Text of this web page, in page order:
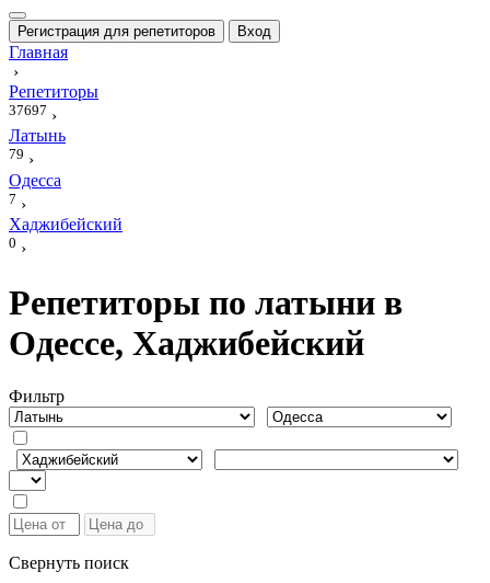
Регистрация для репетиторов Вход
Главная
›
Репетиторы
37697 ›
Латынь
79 ›
Одесса
7 ›
Хаджибейский
0 ›
Репетиторы по латыни в
Одессе, Хаджибейский
Фильтр
Свернуть поиск